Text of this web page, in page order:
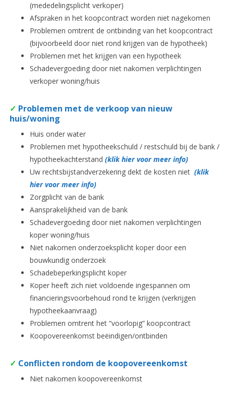
(mededelingsplicht verkoper)
Afspraken in het koopcontract worden niet nagekomen
Problemen omtrent de ontbinding van het koopcontract
(bijvoorbeeld door niet rond krijgen van de hypotheek)
Problemen met het krijgen van een hypotheek
Schadevergoeding door niet nakomen verplichtingen
verkoper woning/huis
✓ Problemen met de verkoop van nieuw
huis/woning
Huis onder water
Problemen met hypotheekschuld / restschuld bij de bank /
hypotheekachterstand (klik hier voor meer info)
Uw rechtsbijstandverzekering dekt de kosten niet (klik
hier voor meer info)
Zorgplicht van de bank
Aansprakelijkheid van de bank
Schadevergoeding door niet nakomen verplichtingen
koper woning/huis
Niet nakomen onderzoeksplicht koper door een
bouwkundig onderzoek
Schadebeperkingsplicht koper
Koper heeft zich niet voldoende ingespannen om
financieringsvoorbehoud rond te krijgen (verkrijgen
hypotheekaanvraag)
Problemen omtrent het “voorlopig” koopcontract
Koopovereenkomst beëindigen/ontbinden
✓ Conflicten rondom de koopovereenkomst
Niet nakomen koopovereenkomst